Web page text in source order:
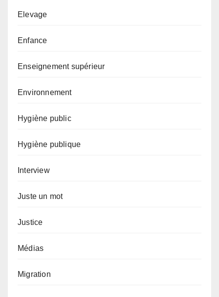
Elevage
Enfance
Enseignement supérieur
Environnement
Hygiène public
Hygiène publique
Interview
Juste un mot
Justice
Médias
Migration